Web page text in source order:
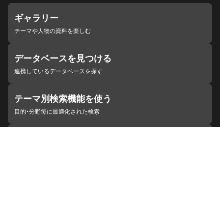
ギャラリー
テーマや人物の資料を楽しむ
データベースを見つける
連携しているデータベースを探す
テーマ別検索機能を使う
目的・分野毎に最適化された検索